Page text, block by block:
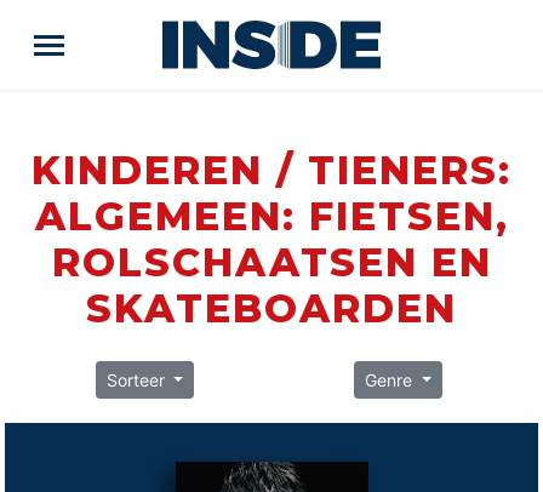
KINDEREN / TIENERS:
ALGEMEEN: FIETSEN,
ROLSCHAATSEN EN
SKATEBOARDEN
Sorteer Genre